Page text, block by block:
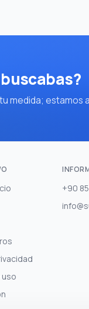
medida; estamos
+90